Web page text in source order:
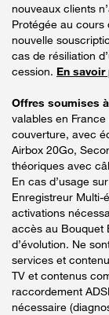
nouveaux clients
Protégée au cours
nouvelle
cas de résiliation
cession. En savoir
Offres soumises
valables en
couverture, avec
Airbox 20Go,
théoriques avec
En cas d’usage
Enregistreur Multi-
activations
accès au Bouquet
d’évolution. Ne
services et
TV et contenus
raccordement
nécessaire